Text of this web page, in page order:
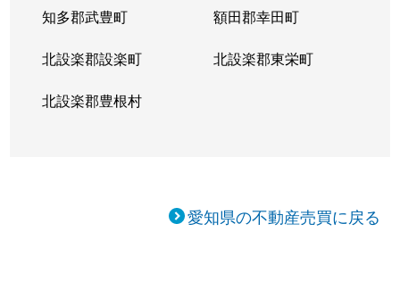
知多郡武豊町 額田郡幸田町
北設楽郡設楽町 北設楽郡東栄町
北設楽郡豊根村
愛知県の不動産売買に戻る